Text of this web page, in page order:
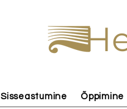
Sisseastumine Õppimine